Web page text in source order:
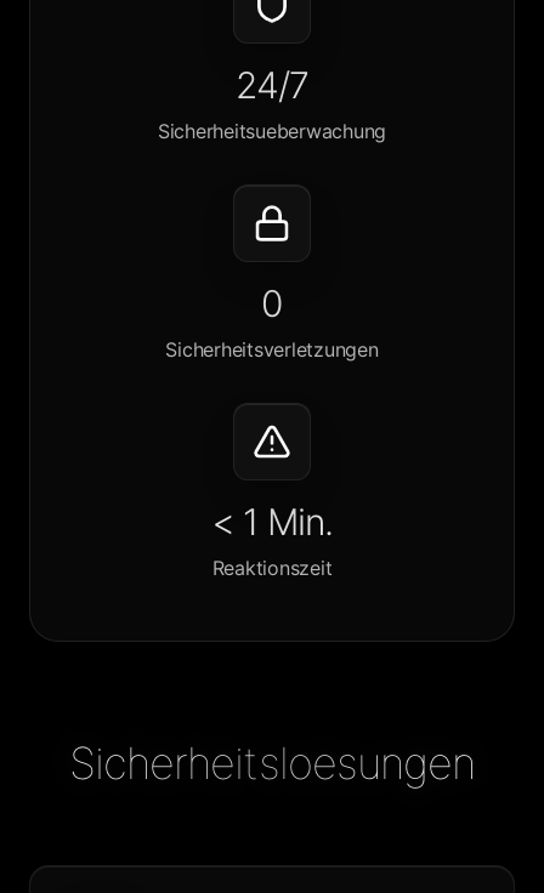
24/7
Sicherheitsueberwachung
0
Sicherheitsverletzungen
< 1 Min.
Reaktionszeit
Sicherheitsloesungen